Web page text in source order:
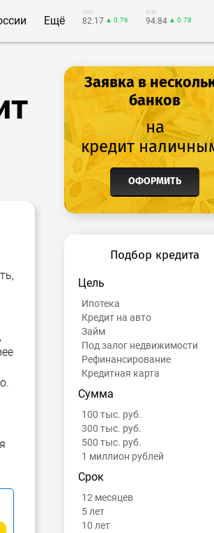
Ещё
USD
82.17 ▲ 0.76
EUR
94.84 ▲ 0.78
,
Заявка в
банков
на
кредит
ОФОРМИТЬ
Подбор кредита
Цель
Ипотека
Кредит на авто
Займ
Под залог недвижимости
Рефинансирование
Кредитная карта
Сумма
100 тыс. руб.
300 тыс. руб.
500 тыс. руб.
1 миллион рублей
Срок
12 месяцев
5 лет
10 лет